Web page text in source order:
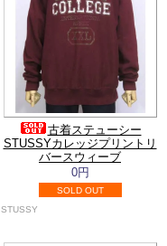
古着ステューシー
STUSSYカレッジプリントリ
バースウィーブ
0円
SOLD OUT
STUSSY